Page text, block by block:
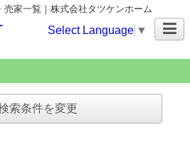
家一覧｜株式会社タツケンホーム
Select Language ▼
索条件を変更